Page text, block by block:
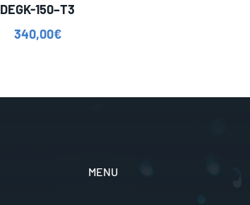
DEGK-150–T3
340,00€
MENU